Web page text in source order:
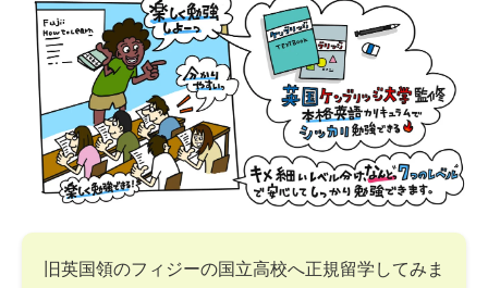
旧英国領のフィジーの国立高校へ正規留学してみま